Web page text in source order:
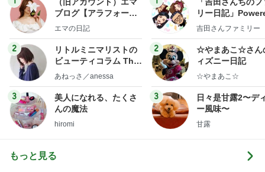
ブログ【アラフォー会
社売却セカンドライ
エマの日記
2
リトルミニマリストの
ビューティコラム The
little minimalist's bea
あねっさ／anessa
3
美人になれる、たくさ
んの魔法
hiromi
リー日記」
y Ameba 吉田さ
ログ
吉田さんファミリー
2
☆やまあこ☆さん
ィズニー日記
☆やまあこ☆
3
日々是甘露2〜デ
ー風味〜
甘露
もっと見る